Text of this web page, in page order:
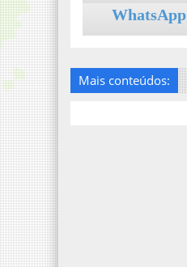
WhatsApp
Mais conteúdos: